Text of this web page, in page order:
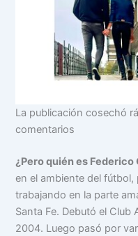
La publicación cosechó
comentarios
¿Pero quién es Federico
en el ambiente del
trabajando en la parte
Santa Fe. Debutó el Club
2004. Luego pasó por